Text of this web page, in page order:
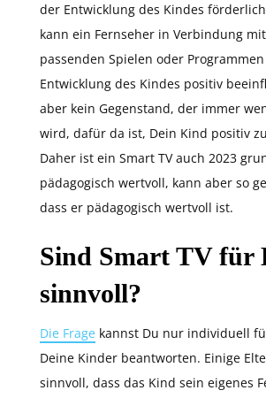
der Entwicklung des Kindes
kann ein Fernseher in Verbindung
passenden Spielen oder
Entwicklung des Kindes positiv
aber kein Gegenstand, der immer
wird, dafür da ist, Dein Kind positiv
Daher ist ein Smart TV auch 2023
pädagogisch wertvoll, kann aber so
dass er pädagogisch wertvoll ist.
Sind Smart TV für
sinnvoll?
Die Frage kannst Du nur individuell
Deine Kinder beantworten. Einige
sinnvoll, dass das Kind sein eigenes